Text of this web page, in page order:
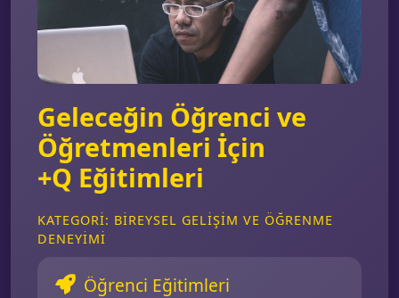
Geleceğin Öğrenci ve
Öğretmenleri İçin
+Q Eğitimleri
KATEGORI: BIREYSEL GELIŞIM VE ÖĞRENME
DENEYIMI
Öğrenci Eğitimleri